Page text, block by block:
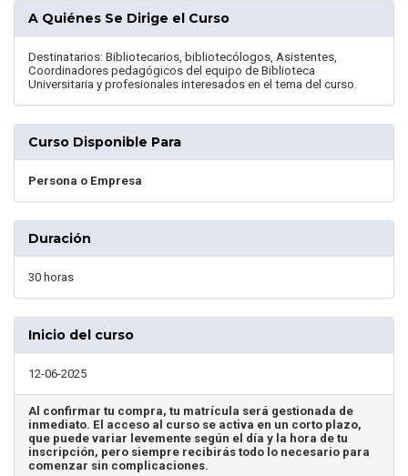
A Quiénes Se Dirige el Curso
Destinatarios: Bibliotecarios, bibliotecólogos, Asistentes,
Coordinadores pedagógicos del equipo de Biblioteca
Universitaria y profesionales interesados en el tema del curso.
Curso Disponible Para
Persona o Empresa
Duración
30 horas
Inicio del curso
12-06-2025
Al confirmar tu compra, tu matrícula será gestionada de
inmediato. El acceso al curso se activa en un corto plazo,
que puede variar levemente según el día y la hora de tu
inscripción, pero siempre recibirás todo lo necesario para
comenzar sin complicaciones.